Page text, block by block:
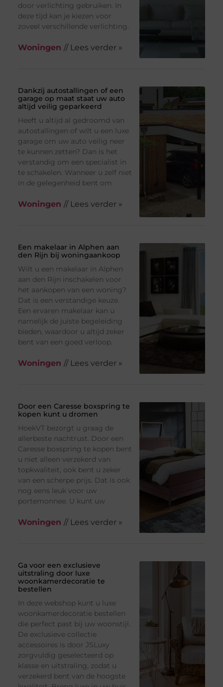
door verlichting gebruiken. In
deze tijd kan je kiezen voor
zoveel verschillende verlichting.
Woningen // Lees verder »
Dankzij autostallingen of een
garage op maat staat uw auto
altijd veilig geparkeerd
Heeft u altijd al gedroomd van
autostallingen of wilt u een luxe
garage om uw auto veilig neer
te kunnen zetten? Dan is het
verstandig om een specialist in
te schakelen. Wanneer u zelf niet
in de gelegenheid bent om
Woningen // Lees verder »
Een makelaar in Alphen aan
den Rijn bij woningaankoop
Wilt u een makelaar in Alphen
aan den Rijn inschakelen voor
het aankopen van een woning?
Dat is een verstandige keuze.
Een ervaren makelaar kan u
namelijk de juiste begeleiding
bieden, waardoor u altijd zeker
bent van een goed verloop.
Woningen // Lees verder »
Door een Caresse boxspring te
kopen kunt u dromen
HoekVT bezorgt u graag de
allerbeste nachtrust. Door een
Caresse boxspring te kopen bent
u niet alleen verzekerd van
topkwaliteit, ook bent u zeker
van een scherpe prijs. Dat is ook
nog eens leuk voor uw
portemonnee. U kunt uw
Woningen // Lees verder »
Ga voor een exclusieve
uitstraling door luxe
woonkamerdecoratie te
bestellen
In deze webshop kunt u luxe
woonkamerdecoratie bestellen
die perfect past bij uw woonstijl.
De exclusieve collectie
accessoires is door JSLuxy
zorgvuldig geselecteerd op
klasse en uitstraling, zodat u
verzekerd bent van de hoogste